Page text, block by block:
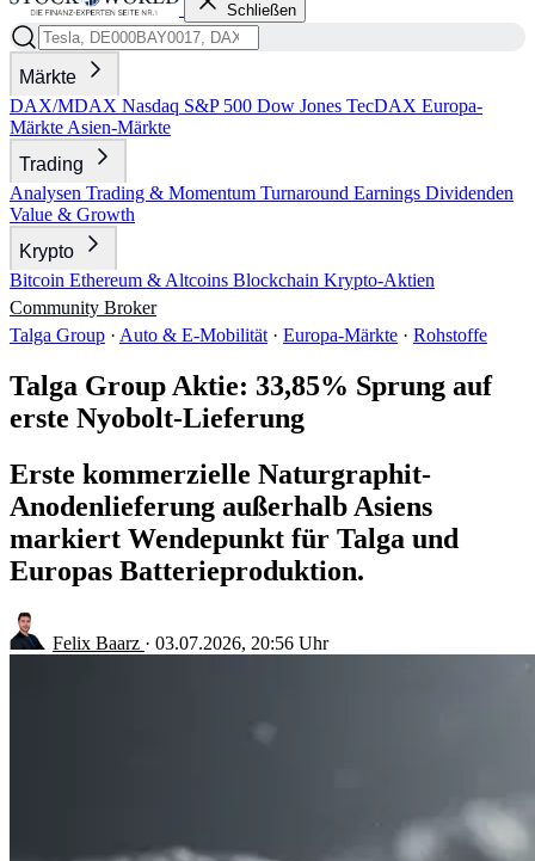
Schließen
Märkte
DAX/MDAX Nasdaq S&P 500 Dow Jones TecDAX Europa-
Märkte Asien-Märkte
Trading
Analysen Trading & Momentum Turnaround Earnings Dividenden
Value & Growth
Krypto
Bitcoin Ethereum & Altcoins Blockchain Krypto-Aktien
Community Broker
Talga Group · Auto & E-Mobilität · Europa-Märkte · Rohstoffe
Talga Group Aktie: 33,85% Sprung auf
erste Nyobolt-Lieferung
Erste kommerzielle Naturgraphit-
Anodenlieferung außerhalb Asiens
markiert Wendepunkt für Talga und
Europas Batterieproduktion.
Felix Baarz · 03.07.2026, 20:56 Uhr